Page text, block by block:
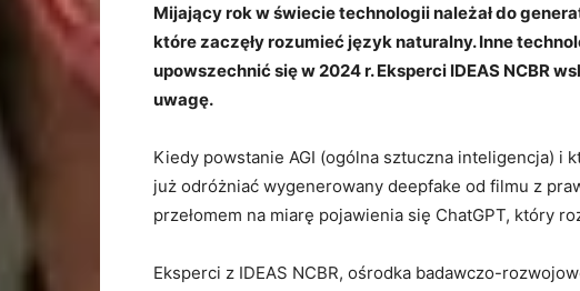
Mijający rok w świecie technologii należał do
które zaczęły rozumieć język naturalny. Inne
upowszechnić się w 2024 r. Eksperci IDEAS NCBR
uwagę.
Kiedy powstanie AGI (ogólna sztuczna inteligencja) i
już odróżniać wygenerowany deepfake od filmu z
przełomem na miarę pojawienia się ChatGPT, który
Eksperci z IDEAS NCBR, ośrodka badawczo-